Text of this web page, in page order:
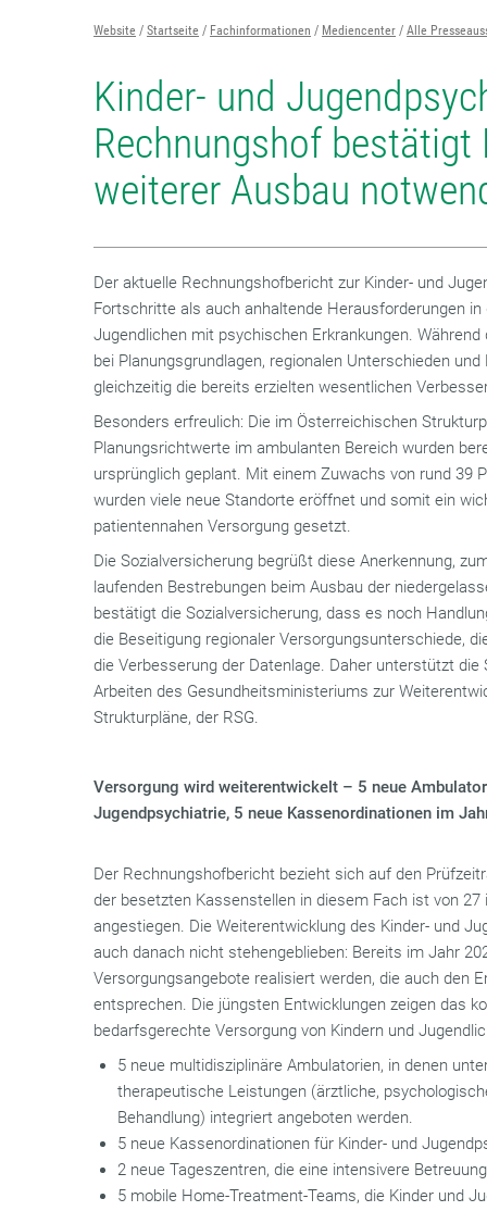
Website Startseite Fachinformationen Mediencenter Alle
Kinder- und
Rechnungshof
weiterer Ausbau
Der aktuelle Rechnungshofbericht zur Kinder- und
Fortschritte als auch anhaltende Herausforderungen in
Jugendlichen mit psychischen Erkrankungen.
bei Planungsgrundlagen, regionalen Unterschieden
gleichzeitig die bereits erzielten wesentlichen
Besonders erfreulich: Die im Österreichischen
Planungsrichtwerte im ambulanten Bereich wurden
ursprünglich geplant. Mit einem Zuwachs von rund 39
wurden viele neue Standorte eröffnet und somit ein
patientennahen Versorgung gesetzt.
Die Sozialversicherung begrüßt diese Anerkennung,
laufenden Bestrebungen beim Ausbau der
bestätigt die Sozialversicherung, dass es noch
die Beseitigung regionaler Versorgungsunterschiede,
die Verbesserung der Datenlage. Daher unterstützt die
Arbeiten des Gesundheitsministeriums zur
Strukturpläne, der RSG.
Versorgung wird weiterentwickelt – 5 neue
Jugendpsychiatrie, 5 neue Kassenordinationen im
Der Rechnungshofbericht bezieht sich auf den
der besetzten Kassenstellen in diesem Fach ist von
angestiegen. Die Weiterentwicklung des Kinder- und
auch danach nicht stehengeblieben: Bereits im Jahr
Versorgungsangebote realisiert werden, die auch den
entsprechen. Die jüngsten Entwicklungen zeigen das
bedarfsgerechte Versorgung von Kindern und
5 neue multidisziplinäre Ambulatorien, in denen
therapeutische Leistungen (ärztliche,
Behandlung) integriert angeboten werden.
5 neue Kassenordinationen für Kinder- und
2 neue Tageszentren, die eine intensivere
5 mobile Home-Treatment-Teams, die Kinder und